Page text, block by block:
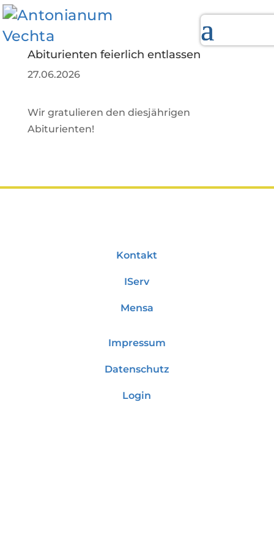
Abiturienten feierlich entlassen
27.06.2026
Wir gratulieren den diesjährigen
Abiturienten!
Kontakt
IServ
Mensa
Impressum
Datenschutz
Login